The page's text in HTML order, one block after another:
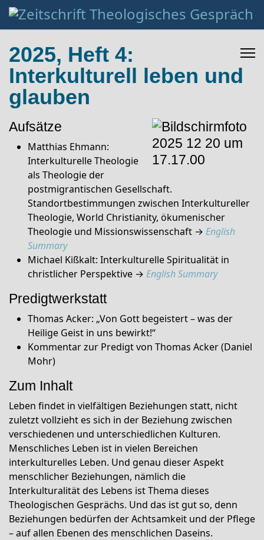
2025, Heft 4:
Interkulturell leben und
glauben
Aufsätze
Matthias Ehmann:
Interkulturelle Theologie
als Theologie der
postmigrantischen Gesellschaft.
Standortbestimmungen zwischen Interkultureller
Theologie, World Christianity, ökumenischer
Theologie und Missionswissenschaft → English
Summary
Michael Kißkalt: Interkulturelle Spiritualität in
christlicher Perspektive → English Summary
Predigtwerkstatt
Thomas Acker: „Von Gott begeistert – was der
Heilige Geist in uns bewirkt!“
Kommentar zur Predigt von Thomas Acker (Daniel
Mohr)
Zum Inhalt
Leben findet in vielfältigen Beziehungen statt, nicht
zuletzt vollzieht es sich in der Beziehung zwischen
verschiedenen und unterschiedlichen Kulturen.
Menschliches Leben ist in vielen Bereichen
interkulturelles Leben. Und genau dieser Aspekt
menschlicher Beziehungen, nämlich die
Interkulturalität des Lebens ist Thema dieses
Theologischen Gesprächs. Und das ist gut so, denn
Beziehungen bedürfen der Achtsamkeit und der Pflege
– auf allen Ebenen des menschlichen Daseins.